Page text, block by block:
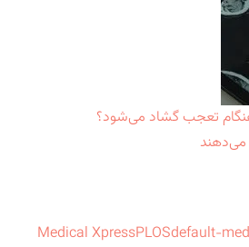
تعجب گشاد می‌شود؟
Medical XpressPLOSdefault-